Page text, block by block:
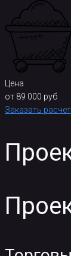
Цена
от 89 000 руб
Заказать расчет